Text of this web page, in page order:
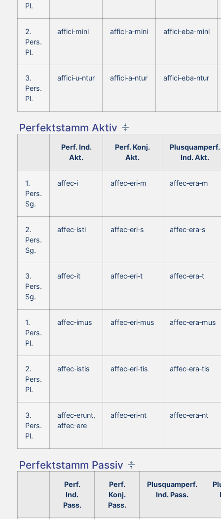
Pl.
2.
Pers.
Pl.
affici‑mini affici‑a‑mini affici‑eba‑mini
3.
Pers.
Pl.
affici‑u‑ntur affici‑a‑ntur affici‑eba‑ntur
Perfektstamm Aktiv
Perf. Ind.
Akt.
Perf. Konj.
Akt.
Plusquamperf.
Ind. Akt.
1.
Pers.
Sg.
affec‑i affec‑eri‑m affec‑era‑m
2.
Pers.
Sg.
affec‑isti affec‑eri‑s affec‑era‑s
3.
Pers.
Sg.
affec‑it affec‑eri‑t affec‑era‑t
1.
Pers.
Pl.
affec‑imus affec‑eri‑mus affec‑era‑mus
2.
Pers.
Pl.
affec‑istis affec‑eri‑tis affec‑era‑tis
3.
Pers.
Pl.
affec‑erunt,
affec‑ere
affec‑eri‑nt affec‑era‑nt
Perfektstamm Passiv
Perf.
Ind.
Pass.
Perf.
Konj.
Pass.
Plusquamperf.
Ind. Pass.